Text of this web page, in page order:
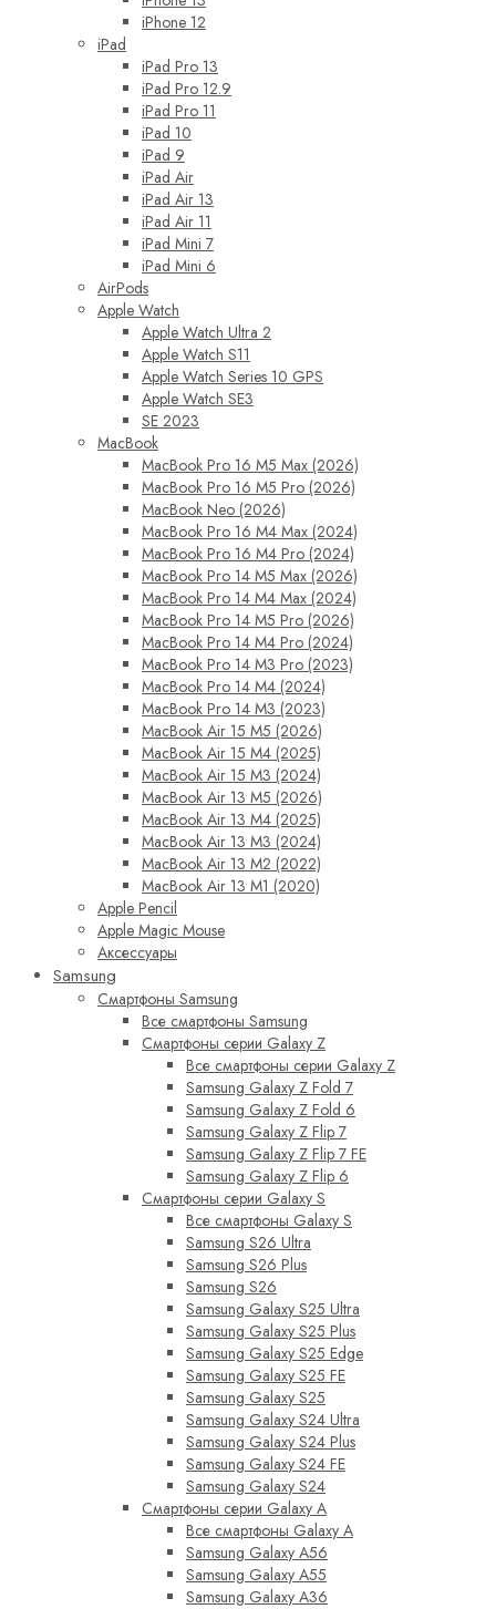
iPhone 12
iPad
iPad Pro 13
iPad Pro 12.9
iPad Pro 11
iPad 10
iPad 9
iPad Air
iPad Air 13
iPad Air 11
iPad Mini 7
iPad Mini 6
AirPods
Apple Watch
Apple Watch Ultra 2
Apple Watch S11
Apple Watch Series 10 GPS
Apple Watch SE3
SE 2023
MacBook
MacBook Pro 16 M5 Max (2026)
MacBook Pro 16 M5 Pro (2026)
MacBook Neo (2026)
MacBook Pro 16 M4 Max (2024)
MacBook Pro 16 M4 Pro (2024)
MacBook Pro 14 M5 Max (2026)
MacBook Pro 14 M4 Max (2024)
MacBook Pro 14 M5 Pro (2026)
MacBook Pro 14 M4 Pro (2024)
MacBook Pro 14 M3 Pro (2023)
MacBook Pro 14 M4 (2024)
MacBook Pro 14 M3 (2023)
MacBook Air 15 M5 (2026)
MacBook Air 15 M4 (2025)
MacBook Air 15 M3 (2024)
MacBook Air 13 M5 (2026)
MacBook Air 13 M4 (2025)
MacBook Air 13 M3 (2024)
MacBook Air 13 M2 (2022)
MacBook Air 13 M1 (2020)
Apple Pencil
Apple Magic Mouse
Аксессуары
Samsung
Смартфоны Samsung
Все смартфоны Samsung
Смартфоны серии Galaxy Z
Все смартфоны серии Galaxy Z
Samsung Galaxy Z Fold 7
Samsung Galaxy Z Fold 6
Samsung Galaxy Z Flip 7
Samsung Galaxy Z Flip 7 FE
Samsung Galaxy Z Flip 6
Смартфоны серии Galaxy S
Все смартфоны Galaxy S
Samsung S26 Ultra
Samsung S26 Plus
Samsung S26
Samsung Galaxy S25 Ultra
Samsung Galaxy S25 Plus
Samsung Galaxy S25 Edge
Samsung Galaxy S25 FE
Samsung Galaxy S25
Samsung Galaxy S24 Ultra
Samsung Galaxy S24 Plus
Samsung Galaxy S24 FE
Samsung Galaxy S24
Смартфоны серии Galaxy A
Все смартфоны Galaxy A
Samsung Galaxy A56
Samsung Galaxy A55
Samsung Galaxy A36